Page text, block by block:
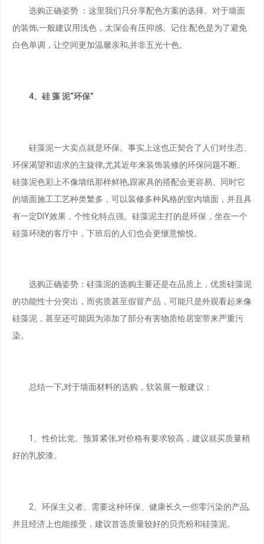
选购正确姿势 ：这里我们只分享配色方案的选择。对于墙面
的装饰,一般建议用浅色，太深会有压抑感。记住:配色是为了避免
白色单调，让空间更加温馨亲和,并非五光十色。
4、硅 藻 泥“环保”
硅藻泥一大卖点就是环保。事实上这也正契合了人们对生态、
环保渴望和追求的主旋律,尤其近年来装饰装修的环保问题不断。
硅藻泥色彩上不像墙纸那样鲜艳,跟家具的搭配会更容易。同时它
的墙面施工工艺种类繁多，可以装修多种风格的室内墙面，并且具
有一定DIY效果，个性化特点强。硅藻泥主打的是环保，坐在一个
硅藻环绕的客厅中，下班后的人们也会更惬意愉悦。
选购正确姿势：硅藻泥的选购主要还是在品质上，优质硅藻泥
的功能性十分突出，而劣质甚至假冒产品，可能只是外观看起来像
硅藻泥，甚至还可能因为添加了部分有害物质给居室带来严重污
染。
总结一下,对于墙面材料的选购，软装展一般建议：
1、性价比党。预算紧张,对价格有要求较高，建议就买质量稍
好的乳胶漆。
2、环保主义者。需要这种环保、健康长久一些零污染的产品,
并且经济上也能接受，建议首选质量较好的贝壳粉和硅藻泥。